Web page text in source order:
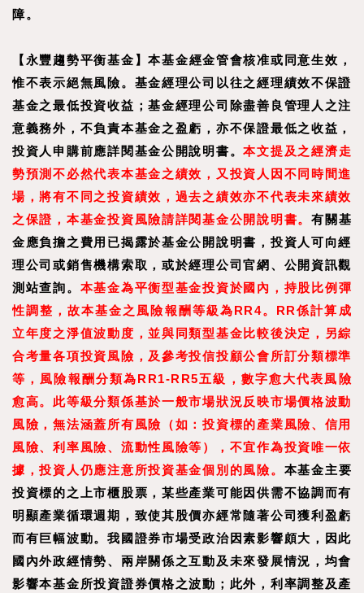
障。
【永豐趨勢平衡基金 】本基金經金管會核准或同意生效，
惟不表示絕無風險。基金經理公司以往之經理績效不保證
基金之最低投資收益；基金經理公司除盡善良管理人之注
意義務外，不負責本基金之盈虧，亦不保證最低之收益，
投資人申購前應詳閱基金公開說明書。本文提及之經濟走
勢預測不必然代表本基金之績效，又投資人因不同時間進
場，將有不同之投資績效，過去之績效亦不代表未來績效
之保證，本基金投資風險請詳閱基金公開說明書。有關基
金應負擔之費用已揭露於基金公開說明書，投資人可向經
理公司或銷售機構索取，或於經理公司官網、公開資訊觀
測站查詢。 本基金為平衡型基金投資於國內，持股比例彈
性調整，故本基金之風險報酬等級為RR4。RR係計算成
立年度之淨值波動度，並與同類型基金比較後決定，另綜
合考量各項投資風險，及參考投信投顧公會所訂分類標準
等，風險報酬分類為RR1-RR5五級，數字愈大代表風險
愈高。此等級分類係基於一般市場狀況反映市場價格波動
風險，無法涵蓋所有風險（如：投資標的產業風險、信用
風險、利率風險、流動性風險等），不宜作為投資唯一依
據，投資人仍應注意所投資基金個別的風險。 本基金主要
投資標的之上市櫃股票，某些產業可能因供需不協調而有
明顯產業循環週期，致使其股價亦經常隨著公司獲利盈虧
而有巨幅波動。我國證券市場受政治因素影響頗大，因此
國內外政經情勢、兩岸關係之互動及未來發展情況，均會
影響本基金所投資證券價格之波動；此外，利率調整及產